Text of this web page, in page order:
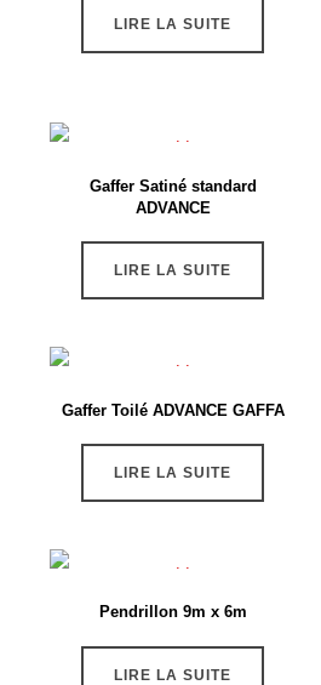
LIRE LA SUITE
Gaffer Satiné standard
ADVANCE
LIRE LA SUITE
Gaffer Toilé ADVANCE GAFFA
LIRE LA SUITE
Pendrillon 9m x 6m
LIRE LA SUITE